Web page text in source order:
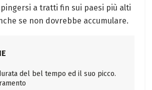
a tratti fin sui paesi più alti
se non dovrebbe accumulare.
del bel tempo ed il suo picco.